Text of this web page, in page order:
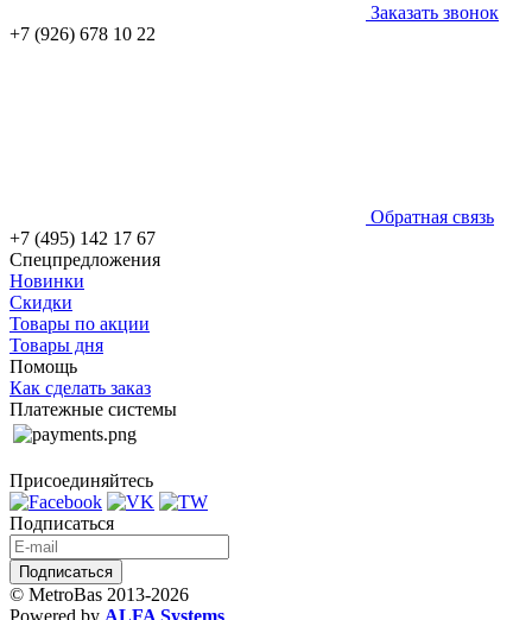
Заказать звонок
+7 (926) 678 10 22
Обратная связь
+7 (495) 142 17 67
Спецпредложения
Новинки
Скидки
Товары по акции
Товары дня
Помощь
Как сделать заказ
Платежные системы
Присоединяйтесь
Подписаться
© MetroBas 2013-2026
Powered by ALFA Systems